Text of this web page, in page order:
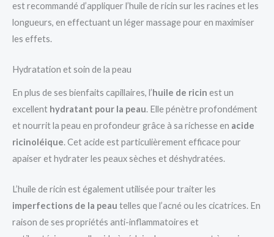
est recommandé d’appliquer l’huile de ricin sur les racines et les
longueurs, en effectuant un léger massage pour en maximiser
les effets.
Hydratation et soin de la peau
En plus de ses bienfaits capillaires, l’huile de ricin est un
excellent hydratant pour la peau. Elle pénètre profondément
et nourrit la peau en profondeur grâce à sa richesse en acide
ricinoléique. Cet acide est particulièrement efficace pour
apaiser et hydrater les peaux sèches et déshydratées.
L’huile de ricin est également utilisée pour traiter les
imperfections de la peau telles que l’acné ou les cicatrices. En
raison de ses propriétés anti-inflammatoires et